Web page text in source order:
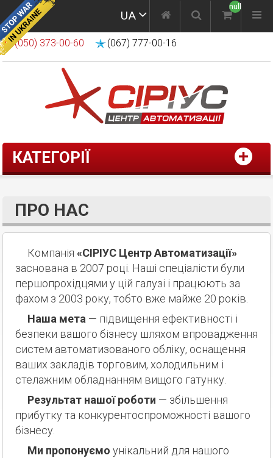
UA
null
(050) 373-00-60 (067) 777-00-16
КАТЕГОРІЇ
ПРО НАС
Компанія «СІРІУС Центр Автоматизації»
заснована в 2007 році. Наші спеціалісти були
першопрохідцями у цій галузі і працюють за
фахом з 2003 року, тобто вже майже 20 років.
Наша мета — підвищення ефективності і
безпеки вашого бізнесу шляхом впровадження
систем автоматизованого обліку, оснащення
ваших закладів торговим, холодильним і
стелажним обладнанням вищого гатунку.
Результат нашої роботи — збільшення
прибутку та конкурентоспроможності вашого
бізнесу.
Ми пропонуємо унікальний для нашого